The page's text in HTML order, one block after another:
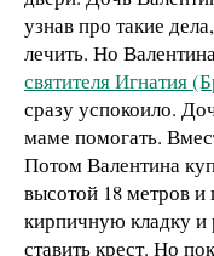
узнав про такие
лечить. Но
святителя Игнатия
сразу успокоило.
маме помогать.
Потом Валентина
высотой 18 метров и
кирпичную кладку и
ставить крест. Но